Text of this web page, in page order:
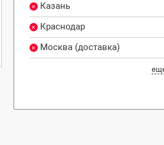
Казань
Краснодар
Москва (доставка)